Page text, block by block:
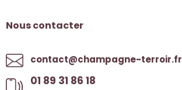
Nous contacter
contact@champagne-terroir.fr
01 89 31 86 18